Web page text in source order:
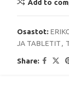
Add to
Osastot:
JA TABLETIT,
Share: